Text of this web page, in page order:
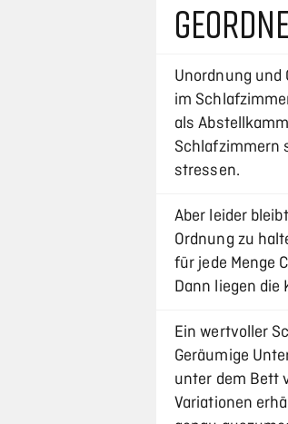
Unordnung und
im
als
Schlafzimmern
stressen.
Aber leider
Ordnung zu
für jede Menge
Dann liegen
Ein wertvoller
Geräumige
unter dem Bett
Variationen